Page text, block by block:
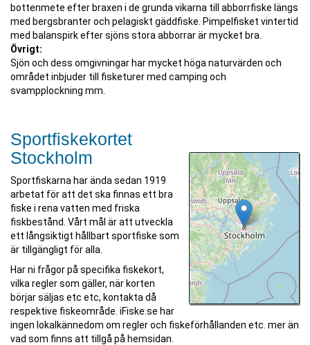
bottenmete efter braxen i de grunda vikarna till abborrfiske längs
med bergsbranter och pelagiskt gäddfiske. Pimpelfisket vintertid
med balanspirk efter sjöns stora abborrar är mycket bra.
Övrigt:
Sjön och dess omgivningar har mycket höga naturvärden och
området inbjuder till fisketurer med camping och
svampplockning mm.
Sportfiskekortet
Stockholm
Sportfiskarna har ända sedan 1919
arbetat för att det ska finnas ett bra
fiske i rena vatten med friska
fiskbestånd. Vårt mål är att utveckla
ett långsiktigt hållbart sportfiske som
är tillgängligt för alla.
Har ni frågor på specifika fiskekort,
vilka regler som gäller, när korten
börjar säljas etc etc, kontakta då
respektive fiskeområde. iFiske.se har
ingen lokalkännedom om regler och fiskeförhållanden etc. mer än
vad som finns att tillgå på hemsidan.